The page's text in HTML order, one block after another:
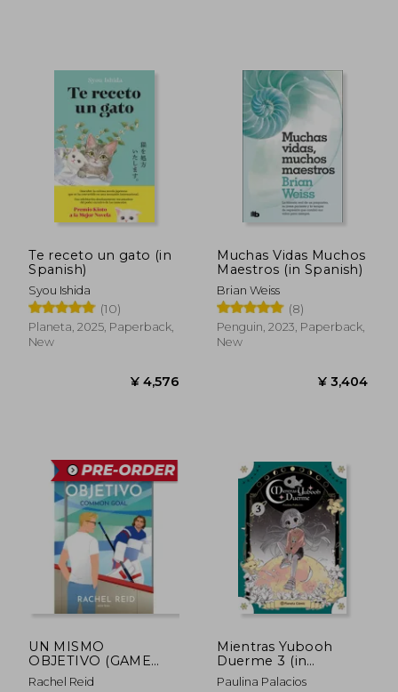
¥ 2,873
Te receto un gato (in
Spanish)
Syou Ishida
(10)
Planeta, 2025, Paperback,
New
Muchas Vidas Muchos
Maestros (in Spanish)
Brian Weiss
(8)
Penguin, 2023, Paperback,
New
UN MISMO
OBJETIVO (GAME
CHANGERS 4) (in
Rachel Reid
Mientras Yubooh
Duerme 3 (in
Spanish)
Paulina Palacios